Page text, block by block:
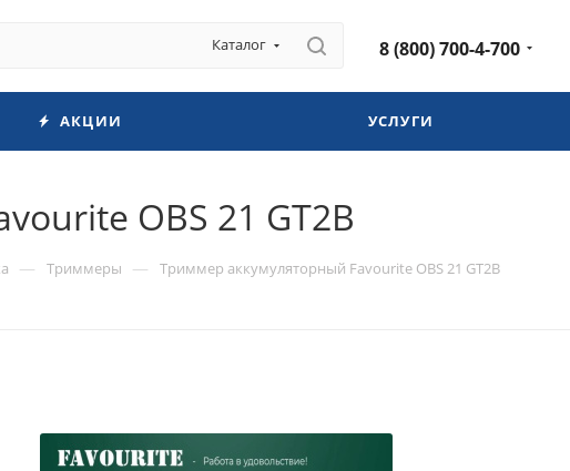
Каталог 8 (800) 700-4-700
АКЦИИ УСЛУГИ
OBS 21 GT2B
— Триммеры — Триммер аккумуляторный Favourite OBS 21 GT2B